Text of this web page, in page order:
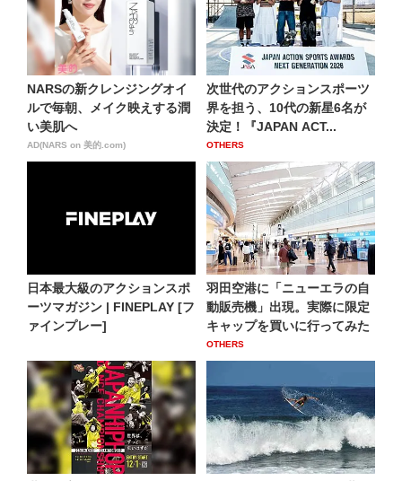
NARSの新クレンジングオイ
ルで毎朝、メイク映えする潤
い美肌へ
AD(NARS on 美的.com)
次世代のアクションスポーツ
界を担う、10代の新星6名が
決定！『JAPAN ACT...
OTHERS
日本最大級のアクションスポ
ーツマガジン | FINEPLAY [フ
ァインプレー]
羽田空港に「ニューエラの自
動販売機」出現。実際に限定
キャップを買いに行ってみた
OTHERS